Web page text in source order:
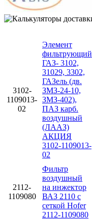
3102-
1109013-
02
Элемент
фильтрующий
ГАЗ- 3102,
31029, 3302,
ГАЗель (дв.
ЗМЗ-24-10,
ЗМЗ-402),
ПАЗ карб.
воздушный
(ЛААЗ)
АКЦИЯ
3102-1109013-
02
2112-
1109080
Фильтр
воздушный
на инжектор
ВАЗ 2110 с
сеткой Hofer
2112-1109080